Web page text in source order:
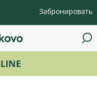
Забронировать